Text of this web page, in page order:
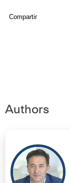
Compartir
Authors